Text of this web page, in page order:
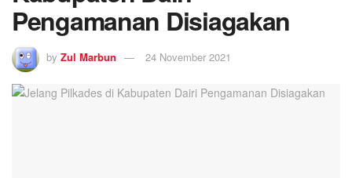
Pengamanan Disiagakan
by Zul Marbun 24 November 2021